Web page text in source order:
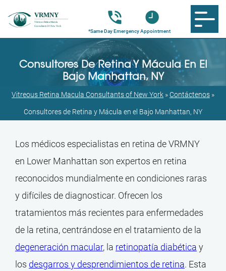
Consultores De Retina Y Mácula En El
Bajo Manhattan, NY
Vitreous Retina Macula Consultants of New York » Contáctenos »
Consultores de Retina y Mácula en el Bajo Manhattan, NY
Los médicos especialistas en retina de VRMNY
en Lower Manhattan son expertos en retina
reconocidos mundialmente en condiciones raras
y difíciles de diagnosticar. Ofrecen los
tratamientos más recientes para enfermedades
de la retina, centrándose en el tratamiento de la
degeneración macular, la retinopatía diabética y
los desgarros y desprendimientos de retina. Esta